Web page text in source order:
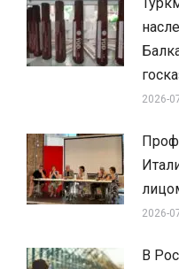
2026-
2026-
В